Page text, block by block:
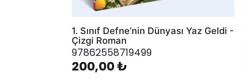
1. Sınıf Defne’nin Dünyası Yaz Geldi -
Çizgi Roman
97862558719499
200,00 ₺